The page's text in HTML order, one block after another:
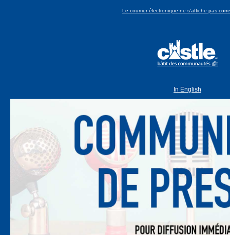
Le courrier électronique ne s'affiche pas
In English